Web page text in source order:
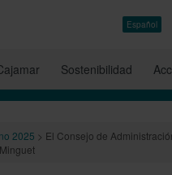
Español
Sostenibilidad
2025 > El Consejo de